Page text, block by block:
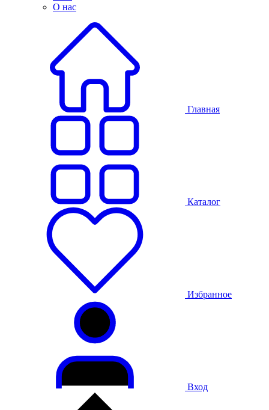
О нас
Главная
Каталог
Избранное
Вход